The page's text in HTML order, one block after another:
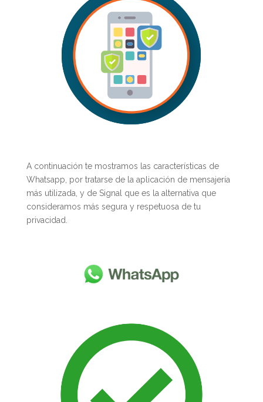
A continuación te mostramos las características de
Whatsapp, por tratarse de la aplicación de mensajería
más utilizada, y de Signal que es la alternativa que
consideramos más segura y respetuosa de tu
privacidad.